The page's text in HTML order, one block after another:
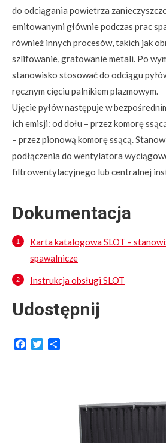
do odciągania powietrza
emitowanymi głównie podczas prac
również innych procesów, takich jak
szlifowanie, gratowanie metali. Po
stanowisko stosować do odciągu
ręcznym cięciu palnikiem plazmowym.
Ujęcie pyłów następuje w
ich emisji: od dołu – przez komorę
– przez pionową komorę ssącą.
podłączenia do wentylatora
filtrowentylacyjnego lub centralnej
Dokumentacja
Karta katalogowa SLOT –
spawalnicze
Instrukcja obsługi SLOT
Udostępnij
Facebook
Twitter